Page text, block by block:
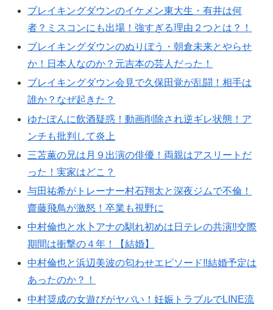
ブレイキングダウンのイケメン東大生・有井は何
者？ミスコンにも出場！強すぎる理由２つとは？！
ブレイキングダウンのぬりぼう・朝倉未来とやらせ
か！日本人なのか？元吉本の芸人だった！
ブレイキングダウン会見で久保田覚が乱闘！相手は
誰か？なぜ起きた？
ゆたぽんに飲酒疑惑！動画削除され逆ギレ状態！ア
ンチも批判して炎上
三苫薫の兄は月９出演の俳優！両親はアスリートだ
った！実家はどこ？
与田祐希がトレーナー村石翔太と深夜ジムで不倫！
齋藤飛鳥が激怒！卒業も視野に
中村倫也と水卜アナの馴れ初めは日テレの共演‼︎交際
期間は衝撃の４年！【結婚】
中村倫也と浜辺美波の匂わせエピソード‼︎結婚予定は
あったのか？！
中村奨成の女遊びがヤバい！妊娠トラブルでLINE流